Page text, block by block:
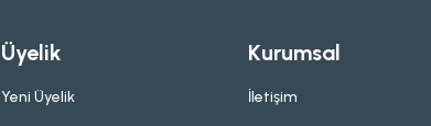
Üyelik
Yeni Üyelik
Kurumsal
İletişim